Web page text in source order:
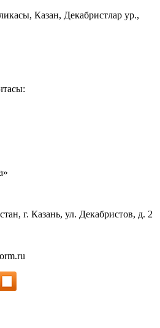
Казан, Декабристлар ур.,
г. Казань, ул. Декабристов, д. 2